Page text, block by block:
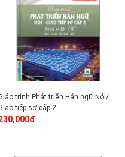
trình Phát triển Hán ngữ Nói/
tiếp sơ cấp 2